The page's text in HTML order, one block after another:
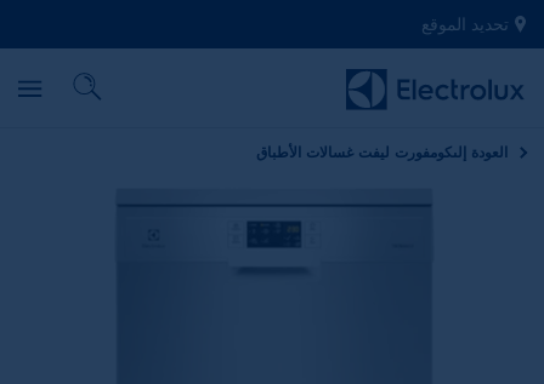
تحديد الموقع
العودة إلىكومفورت ليفت غسالات الأطباق